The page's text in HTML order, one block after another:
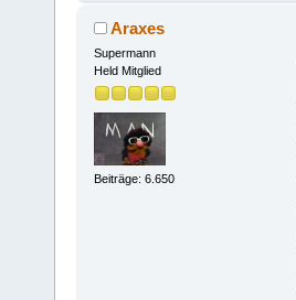
Araxes
Supermann
Held Mitglied
Beiträge: 6.650